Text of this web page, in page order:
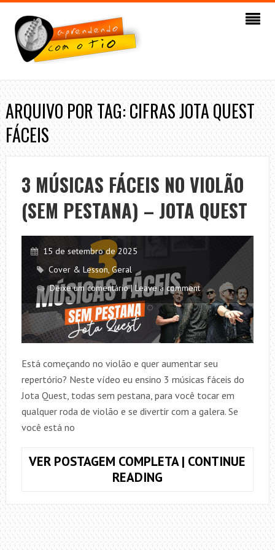
ARQUIVO POR TAG: CIFRAS JOTA QUEST
FÁCEIS
3 MÚSICAS FÁCEIS NO VIOLÃO
(SEM PESTANA) – JOTA QUEST
15 de setembro de 2025
Cover & Lesson, Geral
Deixe um comentário | Leave a comment
Está começando no violão e quer aumentar seu
repertório? Neste vídeo eu ensino 3 músicas fáceis do
Jota Quest, todas sem pestana, para você tocar em
qualquer roda de violão e se divertir com a galera. Se
você está no
VER POSTAGEM COMPLETA | CONTINUE
READING3
FÁCEIS
NO
VIOLÃO